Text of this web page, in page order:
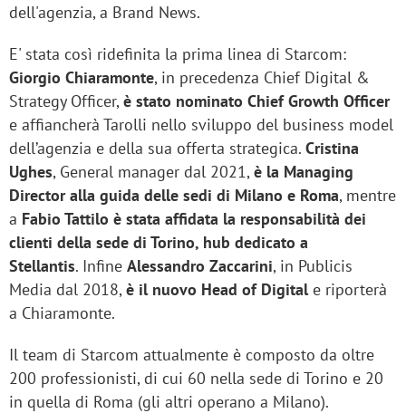
dell'agenzia, a Brand News.
E' stata così ridefinita la prima linea di Starcom:
Giorgio Chiaramonte, in precedenza Chief Digital &
Strategy Officer, è stato nominato Chief Growth Officer
e affiancherà Tarolli nello sviluppo del business model
dell’agenzia e della sua offerta strategica. Cristina
Ughes, General manager dal 2021, è la Managing
Director alla guida delle sedi di Milano e Roma, mentre
a Fabio Tattilo è stata affidata la responsabilità dei
clienti della sede di Torino, hub dedicato a
Stellantis. Infine Alessandro Zaccarini, in Publicis
Media dal 2018, è il nuovo Head of Digitale riporterà
a Chiaramonte.
Il team di Starcom attualmente è composto da oltre
200 professionisti, di cui 60 nella sede di Torino e 20
in quella di Roma (gli altri operano a Milano).